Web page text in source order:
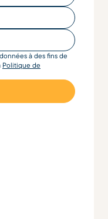
à des fins de
Politique de